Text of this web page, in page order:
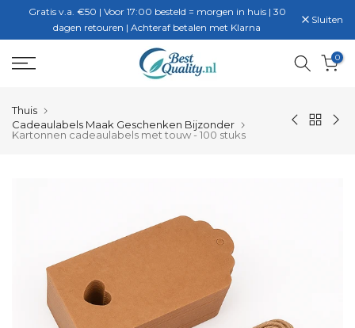
Gratis v.a. €50 | Voor 17:00 besteld = morgen in huis | 30
dagen retouren | Achteraf betalen met Klarna
Sluiten
0
Thuis
Cadeaulabels Maak Geschenken Bijzonder
Kartonnen cadeaulabels met touw - 100 stuks